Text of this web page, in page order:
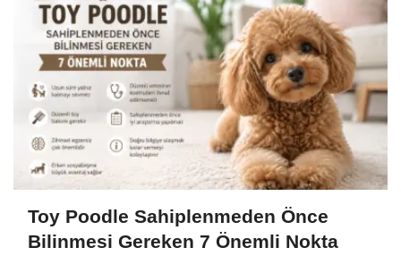
Toy Poodle Sahiplenmeden Önce
Bilinmesi Gereken 7 Önemli Nokta